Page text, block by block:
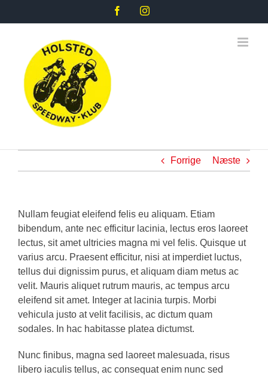
FacebookInstagram
Forrige Næste
Nullam feugiat eleifend felis eu aliquam. Etiam
bibendum, ante nec efficitur lacinia, lectus eros laoreet
lectus, sit amet ultricies magna mi vel felis. Quisque ut
varius arcu. Praesent efficitur, nisi at imperdiet luctus,
tellus dui dignissim purus, et aliquam diam metus ac
velit. Mauris aliquet rutrum mauris, ac tempus arcu
eleifend sit amet. Integer at lacinia turpis. Morbi
vehicula justo at velit facilisis, ac dictum quam
sodales. In hac habitasse platea dictumst.
Nunc finibus, magna sed laoreet malesuada, risus
libero iaculis tellus, ac consequat enim nunc sed